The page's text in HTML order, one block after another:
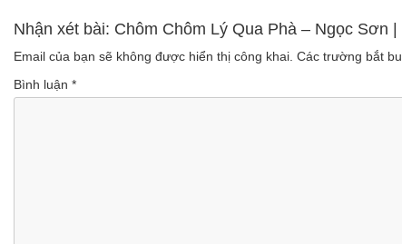
Nhận xét bài: Chôm Chôm Lý Qua Phà – Ngọc Sơn
Email của bạn sẽ không được hiển thị công khai. Các trường bắt
Bình luận *